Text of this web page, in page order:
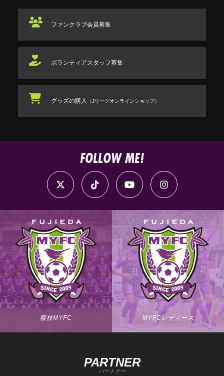
ファンクラブ会員募集
ボランティアスタッフ募集
グッズの購入 （Jリーグオンラインショップ）
FOLLOW ME!
藤枝MYFC MYFCレディース
PARTNER
パートナー